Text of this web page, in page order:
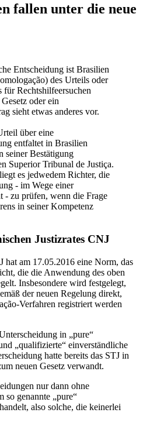
fallen unter die neue
Entscheidung ist Brasilien
des Urteils oder
für Rechtshilfeersuchen
oder ein
sieht etwas anderes vor.
über eine
entfaltet in Brasilien
seiner Bestätigung
Superior Tribunal de Justiça.
es jedwedem Richter, die
- im Wege einer
- zu prüfen, wenn die Frage
in seiner Kompetenz
Justizrates CNJ
hat am 17.05.2016 eine Norm, das
die die Anwendung des oben
Insbesondere wird festgelegt,
der neuen Regelung direkt,
Verfahren registriert werden
in „pure“
„qualifizierte“ einverständliche
hatte bereits das STJ in
neuen Gesetz verwandt.
nur dann ohne
so genannte „pure“
also solche, die keinerlei